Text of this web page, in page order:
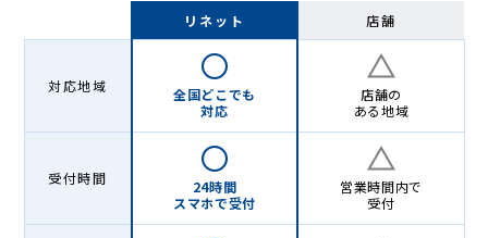
リネット 店舗
対応地域
全国どこでも
対応
店舗の
ある地域
受付時間
24時間
スマホで受付
営業時間内で
受付